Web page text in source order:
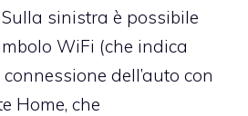
Sulla sinistra è possibile
WiFi (che indica
dell’auto con
Home, che